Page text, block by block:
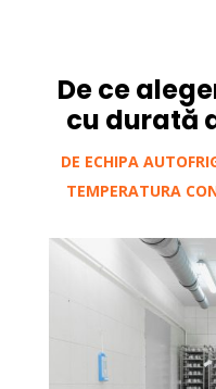
De ce
cu durată
DE ECHIPA
TEMPERATURA